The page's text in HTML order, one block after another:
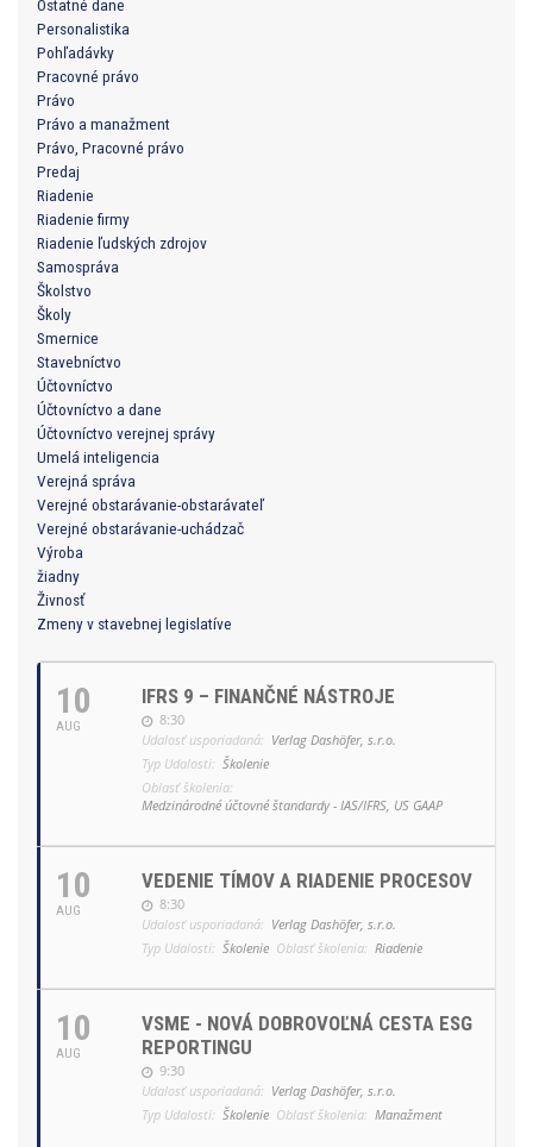
Ostatné dane
Personalistika
Pohľadávky
Pracovné právo
Právo
Právo a manažment
Právo, Pracovné právo
Predaj
Riadenie
Riadenie firmy
Riadenie ľudských zdrojov
Samospráva
Školstvo
Školy
Smernice
Stavebníctvo
Účtovníctvo
Účtovníctvo a dane
Účtovníctvo verejnej správy
Umelá inteligencia
Verejná správa
Verejné obstarávanie-obstarávateľ
Verejné obstarávanie-uchádzač
Výroba
žiadny
Živnosť
Zmeny v stavebnej legislatíve
10
AUG
IFRS 9 – FINANČNÉ NÁSTROJE
8:30
Udalosť usporiadaná: Verlag Dashöfer, s.r.o.
Typ Udalosti: Školenie
Oblasť školenia:
Medzinárodné účtovné štandardy - IAS/IFRS, US GAAP
10
AUG
VEDENIE TÍMOV A RIADENIE PROCESOV
8:30
Udalosť usporiadaná: Verlag Dashöfer, s.r.o.
Typ Udalosti: Školenie Oblasť školenia: Riadenie
10
AUG
VSME - NOVÁ DOBROVOĽNÁ CESTA ESG
REPORTINGU
9:30
Udalosť usporiadaná: Verlag Dashöfer, s.r.o.
Typ Udalosti: Školenie Oblasť školenia: Manažment